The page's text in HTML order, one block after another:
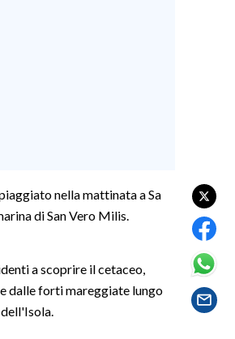
nella mattinata a Sa
di San Vero Milis.
a scoprire il cetaceo,
dalle forti mareggiate lungo